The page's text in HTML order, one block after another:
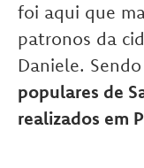
foi aqui que
patronos da
Daniele.
populares de
realizados em